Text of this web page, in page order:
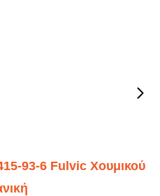
93-6 Fulvic Χουμικού